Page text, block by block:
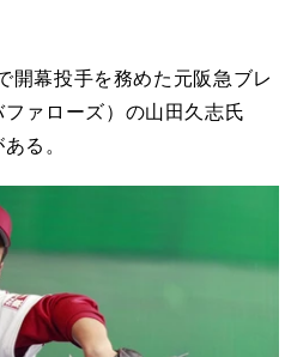
幕投手を務めた元阪急ブレ
ァローズ）の山田久志氏
る。